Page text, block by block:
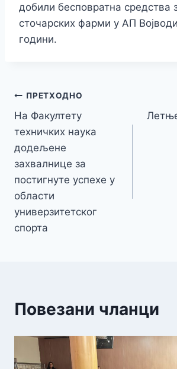
добили бесповратна средства
сточарских фарми у АП
години.
Кретање
чланка
ПРЕТХОДНО
На Факултету
техничких наука
додељене
захвалнице за
постигнуте успехе у
области
универзитетског
спорта
Повезани чланци